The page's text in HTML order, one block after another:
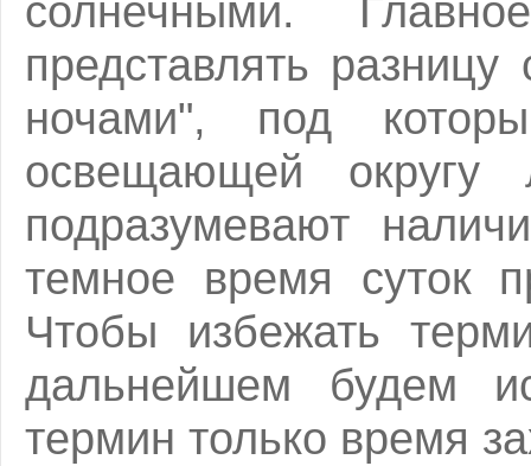
солнечными.
представлять
ночами", под
освещающей
подразумевают
темное время суток
Чтобы избежать
дальнейшем будем
термин только время